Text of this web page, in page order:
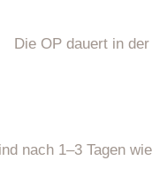
Die OP dauert in
nach 1–3 Tagen